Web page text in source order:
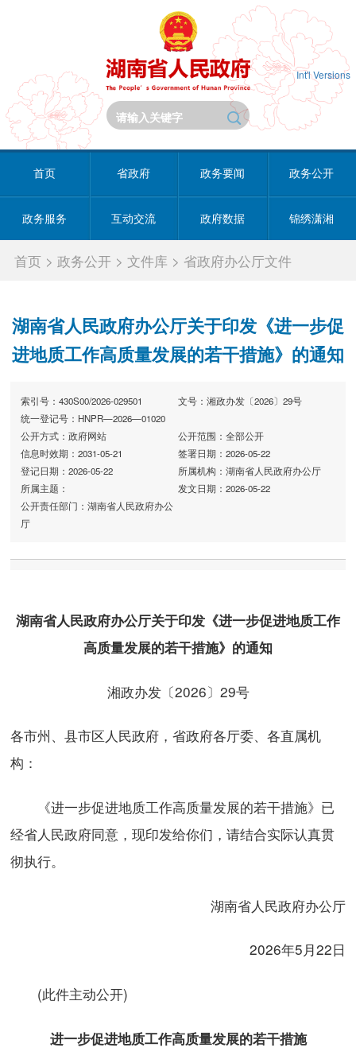
Int'l Versions
首页 省政府 政务要闻 政务公开
政务服务 互动交流 政府数据 锦绣潇湘
首页 >政务公开 >文件库 > 省政府办公厅文件
湖南省人民政府办公厅关于印发《进一步促
进地质工作高质量发展的若干措施》的通知
索引号：430S00/2026-029501
文号：湘政办发〔2026〕29号
统一登记号：HNPR—2026—01020
公开方式：政府网站
公开范围：全部公开
信息时效期：2031-05-21
签署日期：2026-05-22
登记日期：2026-05-22
所属机构：湖南省人民政府办公厅
所属主题：
发文日期：2026-05-22
公开责任部门：湖南省人民政府办公
厅
湖南省人民政府办公厅关于印发《进一步促进地质工作
高质量发展的若干措施》的通知
湘政办发〔2026〕29号
各市州、县市区人民政府，省政府各厅委、各直属机
构：
《进一步促进地质工作高质量发展的若干措施》已
经省人民政府同意，现印发给你们，请结合实际认真贯
彻执行。
湖南省人民政府办公厅
2026年5月22日
(此件主动公开)
进一步促进地质工作高质量发展的若干措施